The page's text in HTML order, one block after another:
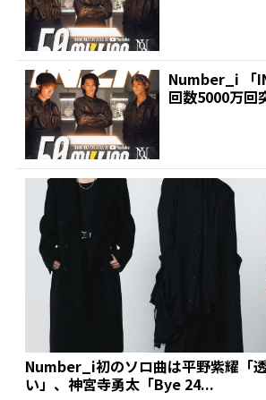
Number_i 「
回数5000万回
Number_i初のソロ曲は平野紫耀「
い」、神宮寺勇太「Bye 24...